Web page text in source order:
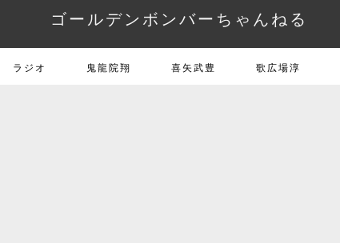
ゴールデンボンバーちゃんねる
ラジオ 鬼龍院翔 喜矢武豊 歌広場淳